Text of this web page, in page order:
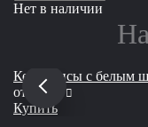
Нет в наличии
Кейкпопсы с белым
от
2 000
руб
Купить